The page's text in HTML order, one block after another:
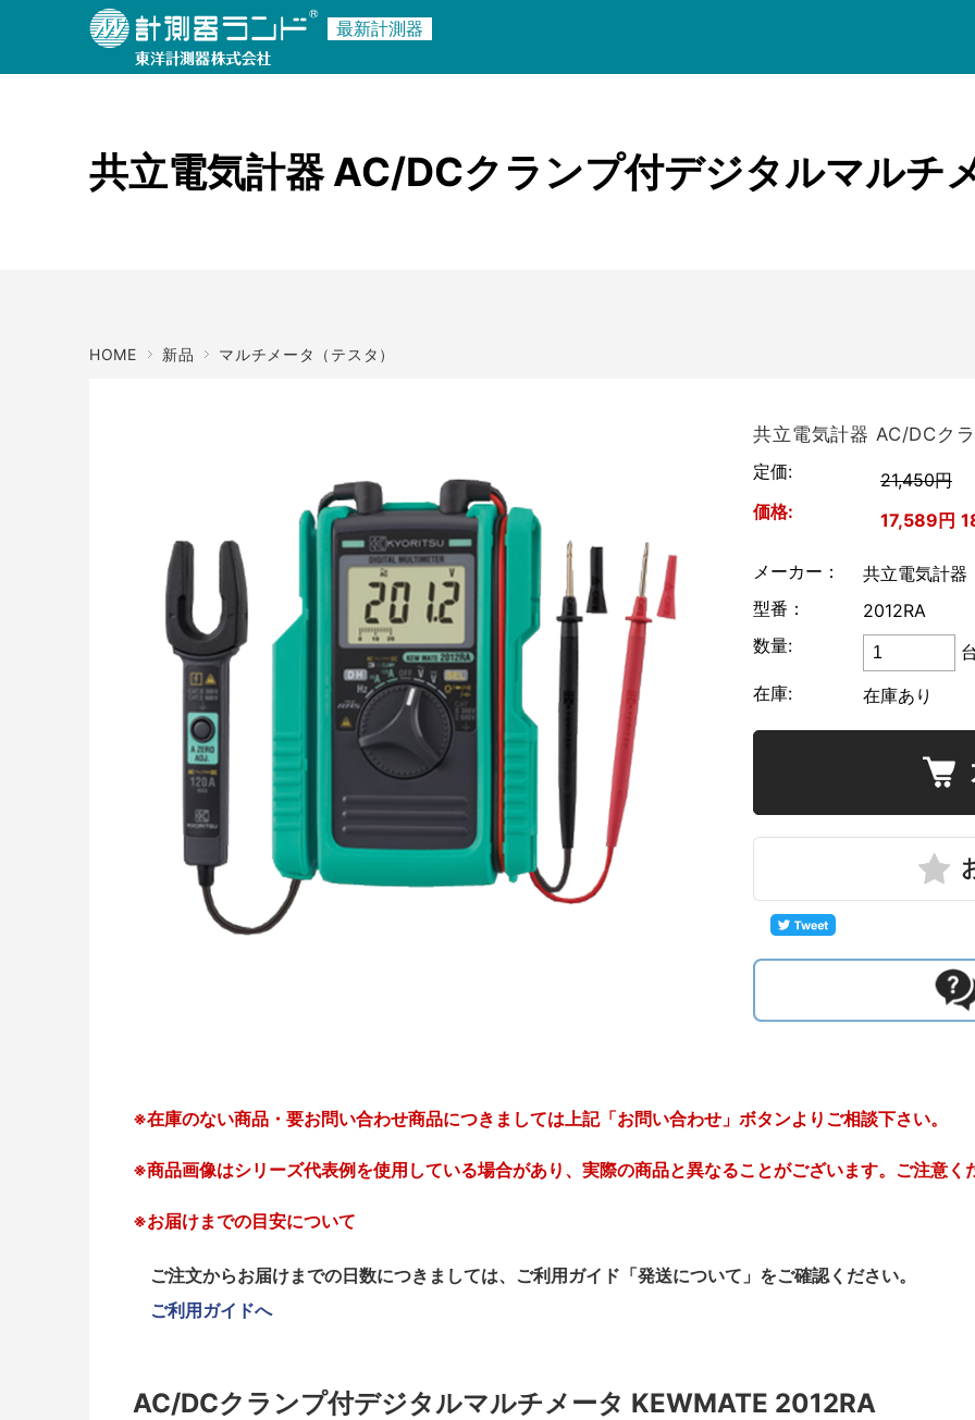
最新計測器
ご利用ガイド
共立電気計器
テクシオ
ローデ・シュワルツ
商品名・キーワード
検索
共立電気計器 AC/DCクランプ付デジタルマルチ
HOME 新品 マルチメータ（テスタ）
共立電気計器 AC/DCク
定価:
21,450円
価格:
17,589円
メーカー：
共立電気計器
型番：
2012RA
数量:
在庫:
在庫あり
※在庫のない商品・要お問い合わせ商品につきましては上記「お問い合わせ」ボタンよりご相談下さい。
※商品画像はシリーズ代表例を使用している場合があり、実際の商品と異なることがございます。ご注意く
※お届けまでの目安について
ご注文からお届けまでの日数につきましては、ご利用ガイド「発送について」をご確認ください。
ご利用ガイドへ
AC/DCクランプ付デジタルマルチメータ KEWMATE 2012RA